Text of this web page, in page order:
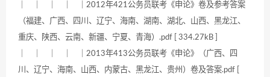
｜ ｜ ｜ ｜ ｜2012年421公务员联考《申论》卷及参考答案
（福建、广西、四川、辽宁、海南、湖南、湖北、山西、黑龙江、
重庆、陕西、云南、新疆、宁夏、青海）.pdf [ 334.27kB ]
｜ ｜ ｜ ｜ ｜2013年413公务员联考《申论》（广西、四
川、辽宁、海南、山西、内蒙古、黑龙江、贵州）卷及答案.pdf [